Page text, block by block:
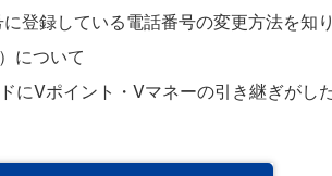
登録している電話番号の変更方法を知
について
にVポイント・Vマネーの引き継ぎがし